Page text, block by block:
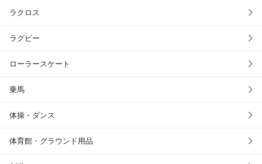
ラクロス
ラグビー
ローラースケート
乗馬
体操・ダンス
体育館・グラウンド用品